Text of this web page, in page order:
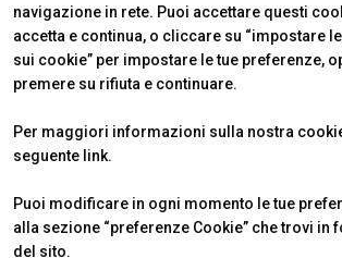
navigazione in rete. Puoi accettare questi
accetta e continua, o cliccare su “impostare
sui cookie” per impostare le tue preferenze,
premere su rifiuta e continuare.
Per maggiori informazioni sulla nostra
seguente link.
Puoi modificare in ogni momento le tue
alla sezione “preferenze Cookie” che trovi in
del sito.
VENDITALIA
Edizione 2026
Il quartiere
Come